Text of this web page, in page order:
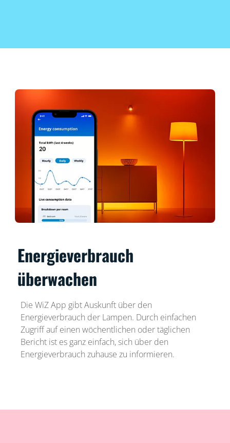
Energieverbrauch
überwachen
Die WiZ App gibt Auskunft über den
Energieverbrauch der Lampen. Durch einfachen
Zugriff auf einen wöchentlichen oder täglichen
Bericht ist es ganz einfach, sich über den
Energieverbrauch zuhause zu informieren.